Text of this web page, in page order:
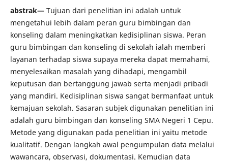
abstrak—Tujuan dari penelitian ini adalah untuk
mengetahui lebih dalam peran guru bimbingan dan
konseling dalam meningkatkan kedisiplinan siswa. Peran
guru bimbingan dan konseling di sekolah ialah memberi
layanan terhadap siswa supaya mereka dapat memahami,
menyelesaikan masalah yang dihadapi, mengambil
keputusan dan bertanggung jawab serta menjadi pribadi
yang mandiri. Kedisiplinan siswa sangat bermanfaat untuk
kemajuan sekolah. Sasaran subjek digunakan penelitian ini
adalah guru bimbingan dan konseling SMA Negeri 1 Cepu.
Metode yang digunakan pada penelitian ini yaitu metode
kualitatif. Dengan langkah awal pengumpulan data melalui
wawancara, observasi, dokumentasi. Kemudian data